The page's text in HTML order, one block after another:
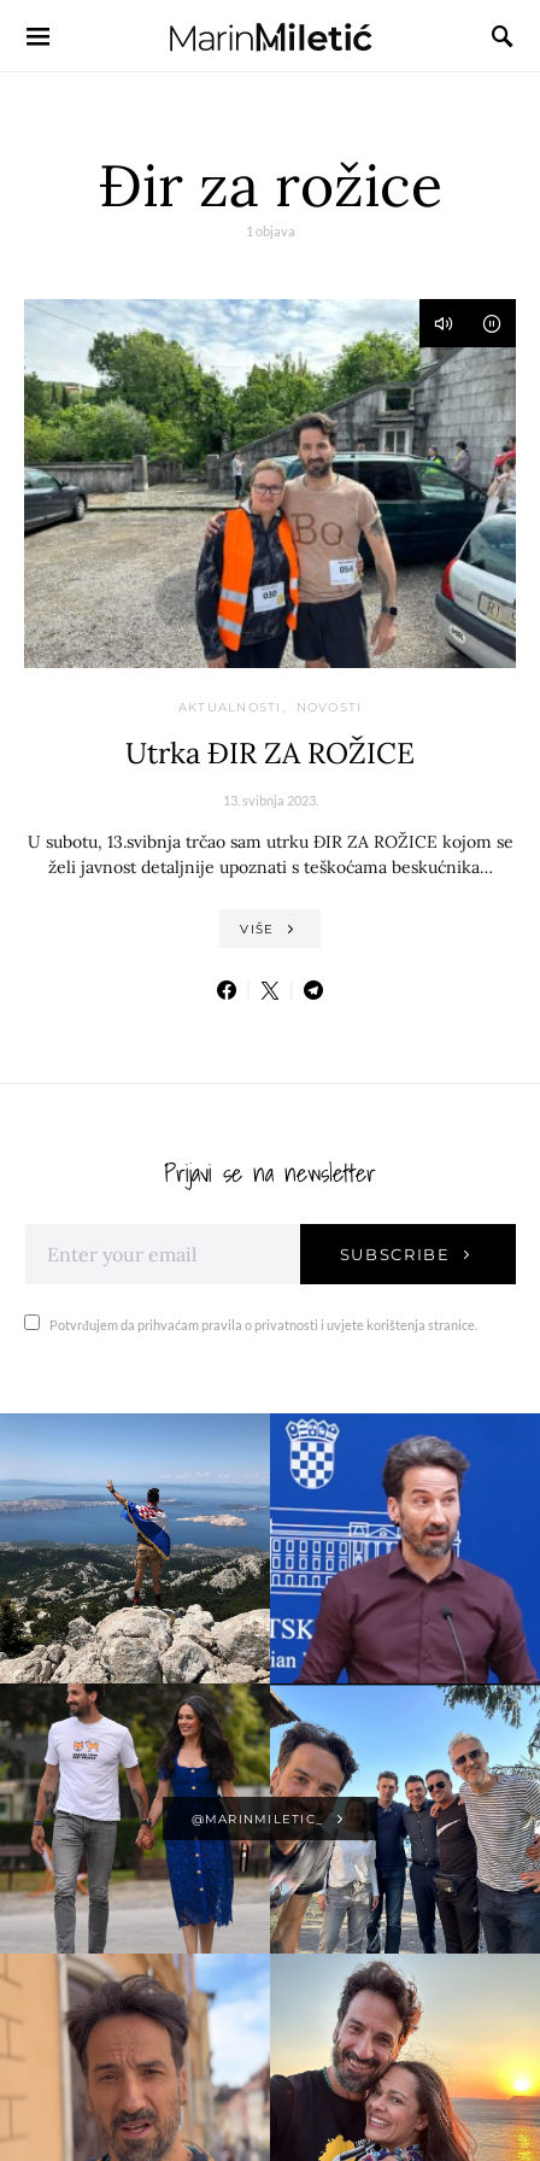
Đir za rožice
1 objava
AKTUALNOSTI NOVOSTI
Utrka ĐIR ZA ROŽICE
13. svibnja 2023.
U subotu, 13.svibnja trčao sam utrku ĐIR ZA ROŽICE kojom se
želi javnost detaljnije upoznati s teškoćama beskućnika…
VIŠE
Prijavi se na newsletter
SUBSCRIBE
Potvrđujem da prihvaćam pravila o privatnosti i uvjete korištenja stranice.
@MARINMILETIC_